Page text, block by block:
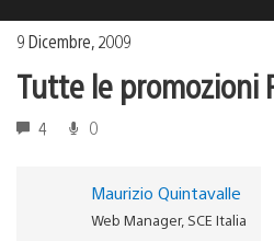
9 Dicembre, 2009
Tutte le promozioni
4 0
Maurizio Quintavalle
Web Manager, SCE Italia